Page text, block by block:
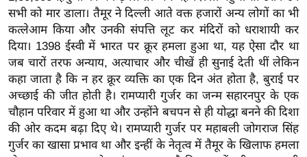
नो
ज
न
ज
ग
त
बॉ
ली
सभी को मार डाला। तैमूर ने दिल्ली आते वक्त हजारों अन्य लोगों का भी
कत्लेआम किया और उनकी संपत्ति लूट कर मंदिरों को धराशायी कर
दिया। 1398 ईस्वी में भारत पर क्रूर हमला हुआ था, यह ऐसा दौर था
जब चारों तरफ अन्याय, अत्याचार और चीखें ही सुनाई देती थीं लेकिन
कहा जाता है कि न हर क्रूर व्यक्ति का एक दिन अंत होता है, बुराई पर
अच्छाई की जीत होती है। रामप्यारी गुर्जर का जन्म सहारनपुर के एक
चौहान परिवार में हुआ था और उन्होंने बचपन से ही योद्धा बनने की दिशा
की ओर कदम बढ़ा दिए थे। रामप्यारी गुर्जर पर महाबली जोगराज सिंह
गुर्जर का खासा प्रभाव था और इन्हीं के नेतृत्व में तैमूर के खिलाफ हमला